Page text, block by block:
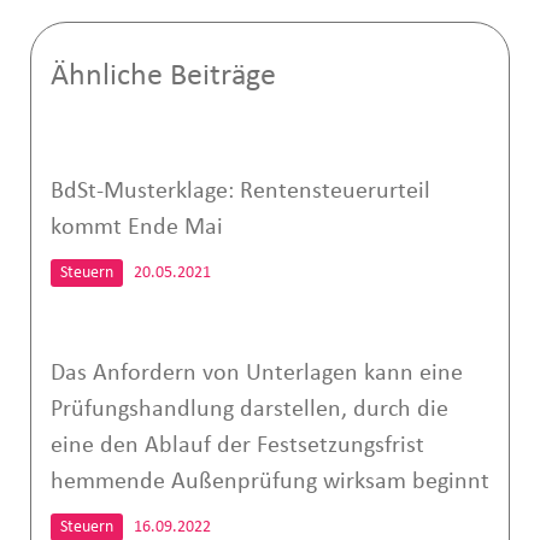
Ähnliche Beiträge
BdSt-Musterklage: Rentensteuerurteil
kommt Ende Mai
Steuern 20.05.2021
Das Anfordern von Unterlagen kann eine
Prüfungshandlung darstellen, durch die
eine den Ablauf der Festsetzungsfrist
hemmende Außenprüfung wirksam beginnt
Steuern 16.09.2022